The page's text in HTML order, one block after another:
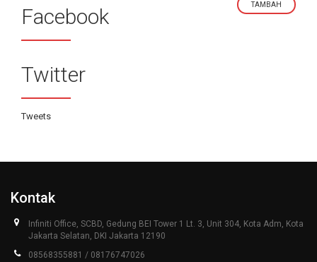
TAMBAH
Facebook
Twitter
Tweets
Kontak
Infiniti Office, SCBD, Gedung BEI Tower 1 Lt. 3, Unit 304, Kota Adm, Kota
Jakarta Selatan, DKI Jakarta 12190
08568355881 / 08176747026